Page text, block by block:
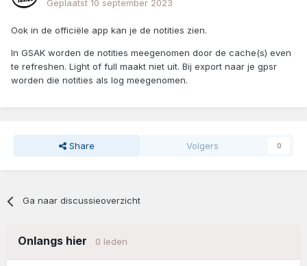
Geplaatst 10 september 2023
Ook in de officiële app kan je de notities zien.
In GSAK worden de notities meegenomen door de cache(s) even
te refreshen. Light of full maakt niet uit. Bij export naar je gpsr
worden die notities als log meegenomen.
Share Volgers 0
Ga naar discussieoverzicht
Onlangs hier 0 leden